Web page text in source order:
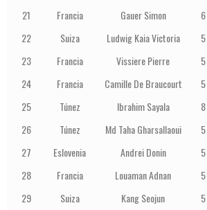
21
Francia Gauer Simon 6
22
Suiza Ludwig Kaia Victoria 5
23
Francia Vissiere Pierre 5
24
Francia Camille De Braucourt 5
25
Túnez Ibrahim Sayala 8
26
Túnez Md Taha Gharsallaoui 5
27
Eslovenia Andrei Donin 5
28
Francia Louaman Adnan 5
29
Suiza Kang Seojun 5